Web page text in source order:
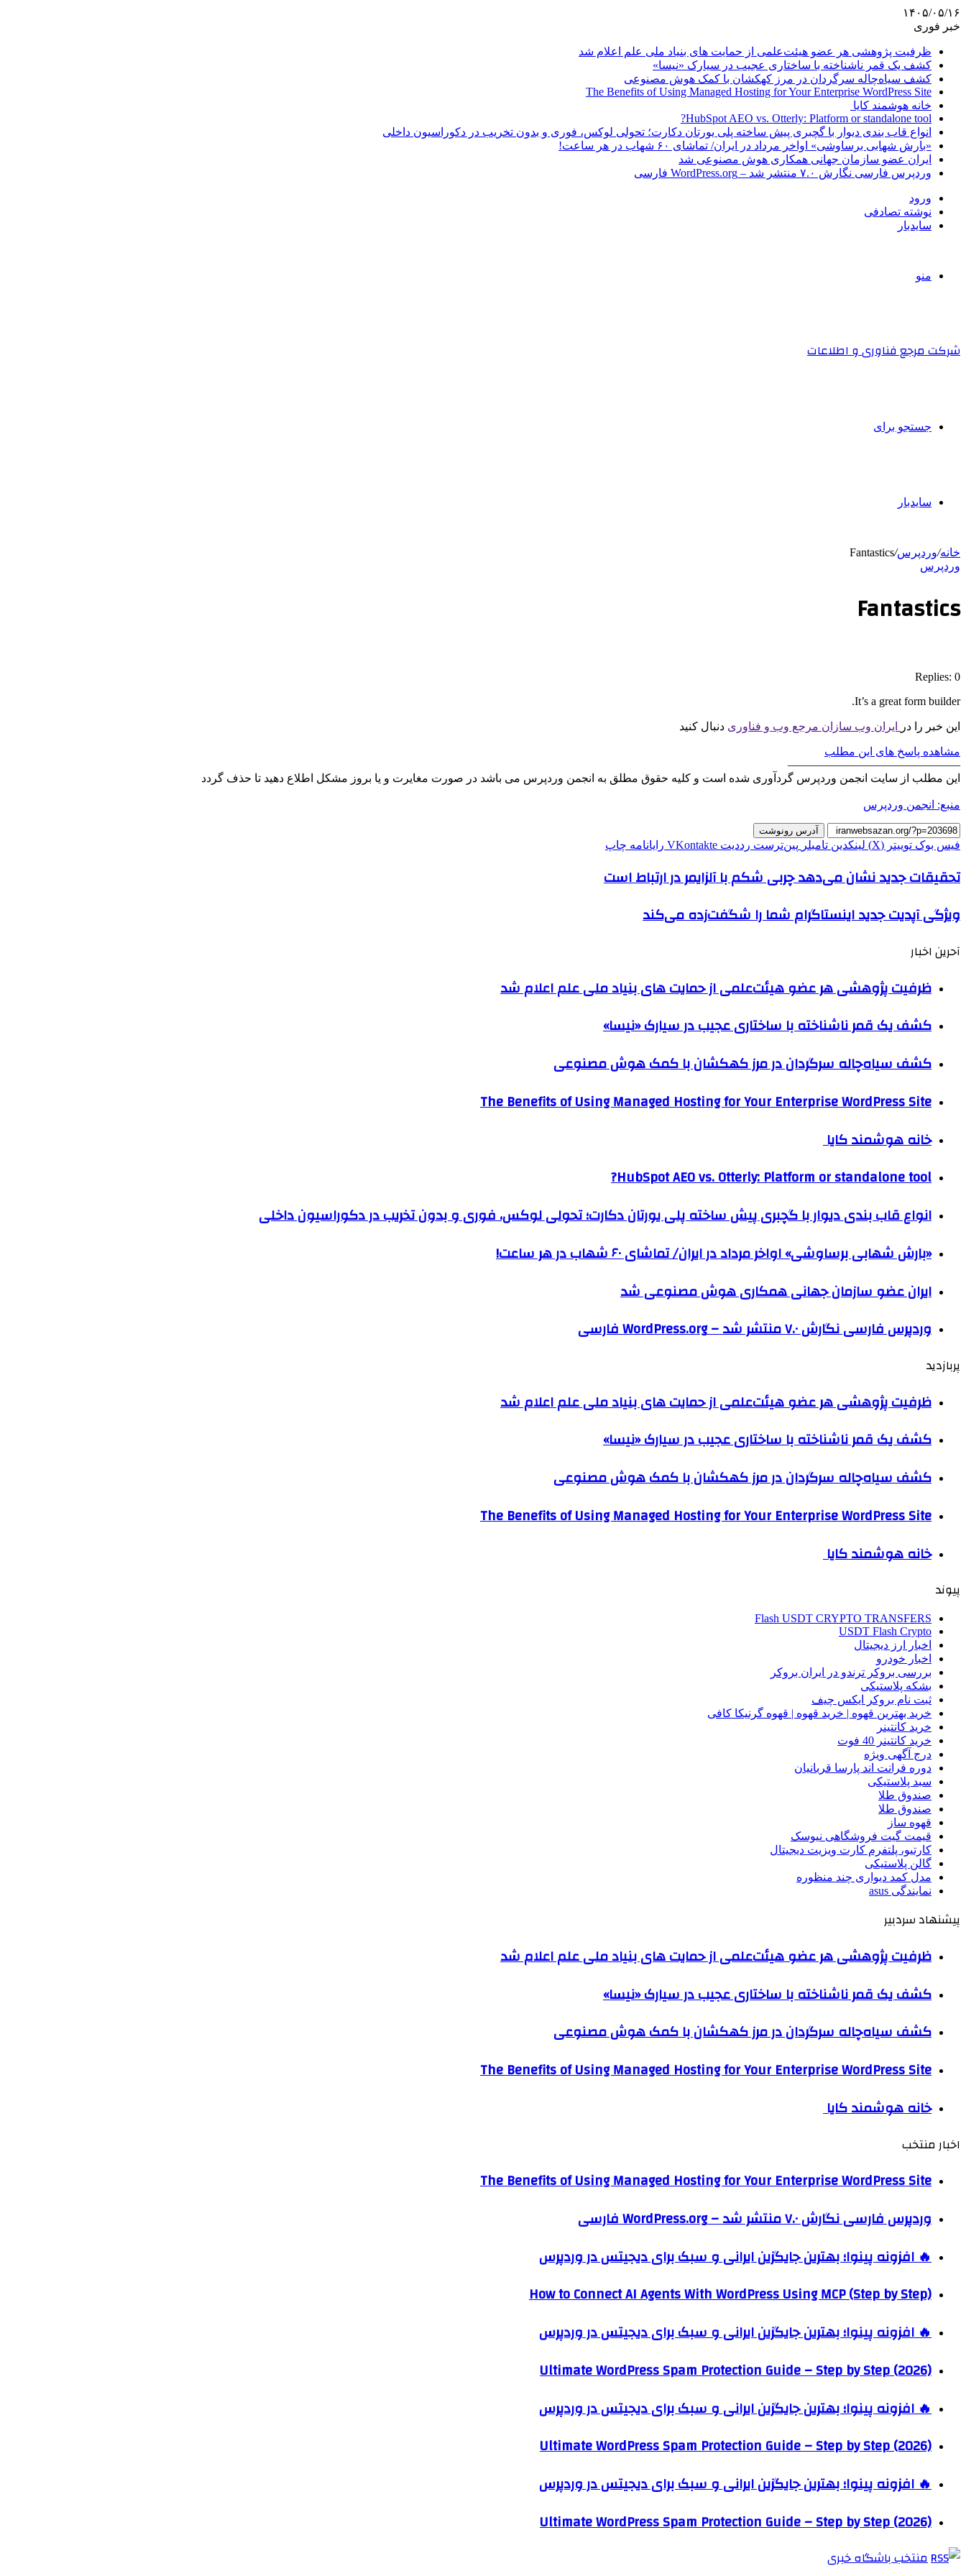
۱۴۰۵/۰۵/۱۶
خبر فوری
ظرفیت پژوهشی هر عضو هیئت‌علمی از حمایت های بنیاد ملی علم اعلام شد
کشف یک قمر ناشناخته با ساختاری عجیب در سیارک «نیسا»
کشف سیاه‌چاله سرگردان در مرز کهکشان با کمک هوش مصنوعی
The Benefits of Using Managed Hosting for Your Enterprise WordPress Site
خانه هوشمند کایا
HubSpot AEO vs. Otterly: Platform or standalone tool?
انواع قاب بندی دیوار با گچبری پیش ساخته پلی یورتان دکارت؛ تحولی لوکس، فوری و بدون تخریب در دکوراسیون داخلی
«بارش شهابی برساوشی» اواخر مرداد در ایران/ تماشای ۶۰ شهاب در هر ساعت!
ایران عضو سازمان جهانی همکاری هوش مصنوعی شد
وردپرس فارسی نگارش ۷.۰ منتشر شد – WordPress.org فارسی
ورود
نوشته تصادفی
سایدبار
منو
شرکت مرجع فناوری و اطلاعات
جستجو برای
سایدبار
خانه/وردپرس/
Fantastics
وردپرس
Fantastics
Replies: 0
It’s a great form builder.
این خبر را در ایران وب سازان مرجع وب و فناوری دنبال کنید
مشاهده پاسخ های این مطلب
———————————————
این مطلب از سایت انجمن وردپرس گردآوری شده است و کلیه حقوق مطلق به انجمن وردپرس می باشد در صورت مغایرت و یا بروز مشکل اطلاع دهید تا حذف گردد
منبع: انجمن وردپرس
آدرس رونوشت
فیس بوک توییتر (X) لینکدین ‫تامبلر ‫پین‌ترست ‫رددیت ‫VKontakte رایانامه چاپ
تحقیقات جدید نشان می‌دهد چربی شکم با آلزایمر در ارتباط است
ویژگی آپدیت جدید اینستاگرام شما را شگفت‌زده می‌کند
آحرین اخبار
ظرفیت پژوهشی هر عضو هیئت‌علمی از حمایت های بنیاد ملی علم اعلام شد
کشف یک قمر ناشناخته با ساختاری عجیب در سیارک «نیسا»
کشف سیاه‌چاله سرگردان در مرز کهکشان با کمک هوش مصنوعی
The Benefits of Using Managed Hosting for Your Enterprise WordPress Site
خانه هوشمند کایا
HubSpot AEO vs. Otterly: Platform or standalone tool?
انواع قاب بندی دیوار با گچبری پیش ساخته پلی یورتان دکارت؛ تحولی لوکس، فوری و بدون تخریب در دکوراسیون داخلی
«بارش شهابی برساوشی» اواخر مرداد در ایران/ تماشای ۶۰ شهاب در هر ساعت!
ایران عضو سازمان جهانی همکاری هوش مصنوعی شد
وردپرس فارسی نگارش ۷.۰ منتشر شد – WordPress.org فارسی
پربازدید
ظرفیت پژوهشی هر عضو هیئت‌علمی از حمایت های بنیاد ملی علم اعلام شد
کشف یک قمر ناشناخته با ساختاری عجیب در سیارک «نیسا»
کشف سیاه‌چاله سرگردان در مرز کهکشان با کمک هوش مصنوعی
The Benefits of Using Managed Hosting for Your Enterprise WordPress Site
خانه هوشمند کایا
پیوند
Flash USDT CRYPTO TRANSFERS
USDT Flash Crypto
اخبار ارز دیجیتال
اخبار خودرو
بررسی بروکر ترندو در ایران بروکر
بشکه پلاستیکی
ثبت نام بروکر ایکس چیف
خرید بهترین قهوه | خرید قهوه | قهوه گرنیکا کافی
خرید کانتینر
خرید کانتینر 40 فوت
درج آگهی ویژه
دوره فرانت اند پارسا قربانیان
سبد پلاستیکی
صندوق طلا
صندوق طلا
قهوه ساز
قیمت گیت فروشگاهی نیوسک
کارتیو، پلتفرم کارت ویزیت دیجیتال
گالن پلاستیکی
مدل کمد دیواری چند منظوره
نمایندگی asus
پیشنهاد سردبیر
ظرفیت پژوهشی هر عضو هیئت‌علمی از حمایت های بنیاد ملی علم اعلام شد
کشف یک قمر ناشناخته با ساختاری عجیب در سیارک «نیسا»
کشف سیاه‌چاله سرگردان در مرز کهکشان با کمک هوش مصنوعی
The Benefits of Using Managed Hosting for Your Enterprise WordPress Site
خانه هوشمند کایا
اخبار منتخب
The Benefits of Using Managed Hosting for Your Enterprise WordPress Site
وردپرس فارسی نگارش ۷.۰ منتشر شد – WordPress.org فارسی
🔥 افزونه پینوا؛ بهترین جایگزین ایرانی و سبک برای دیجیتس در وردپرس
How to Connect AI Agents With WordPress Using MCP (Step by Step)
🔥 افزونه پینوا؛ بهترین جایگزین ایرانی و سبک برای دیجیتس در وردپرس
Ultimate WordPress Spam Protection Guide – Step by Step (2026)
🔥 افزونه پینوا؛ بهترین جایگزین ایرانی و سبک برای دیجیتس در وردپرس
Ultimate WordPress Spam Protection Guide – Step by Step (2026)
🔥 افزونه پینوا؛ بهترین جایگزین ایرانی و سبک برای دیجیتس در وردپرس
Ultimate WordPress Spam Protection Guide – Step by Step (2026)
منتخب باشگاه خبری